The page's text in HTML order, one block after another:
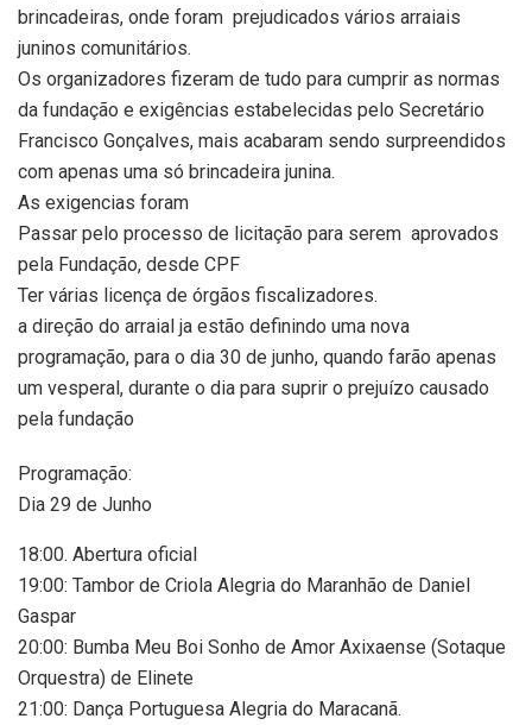
brincadeiras, onde foram prejudicados vários arraiais
juninos comunitários.
Os organizadores fizeram de tudo para cumprir as normas
da fundação e exigências estabelecidas pelo Secretário
Francisco Gonçalves, mais acabaram sendo surpreendidos
com apenas uma só brincadeira junina.
As exigencias foram
Passar pelo processo de licitação para serem aprovados
pela Fundação, desde CPF
Ter várias licença de órgãos fiscalizadores.
a direção do arraial ja estão definindo uma nova
programação, para o dia 30 de junho, quando farão apenas
um vesperal, durante o dia para suprir o prejuízo causado
pela fundação
Programação:
Dia 29 de Junho
18:00. Abertura oficial
19:00: Tambor de Criola Alegria do Maranhão de Daniel
Gaspar
20:00: Bumba Meu Boi Sonho de Amor Axixaense (Sotaque
Orquestra) de Elinete
21:00: Dança Portuguesa Alegria do Maracanã.